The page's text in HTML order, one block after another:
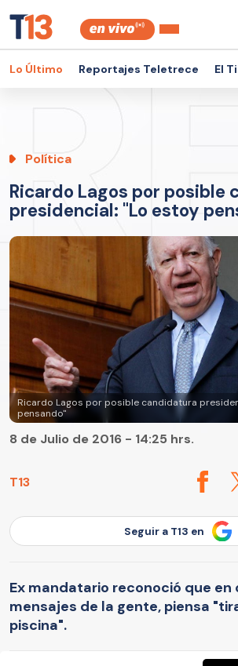
Lo Último Reportajes Teletrece El
Política
Ricardo Lagos por posible
presidencial: "Lo estoy
Ricardo Lagos por posible candidatura
pensando"
T13
8 de Julio de 2016 - 14:25 hrs.
Seguir a T13 en
Ex mandatario reconoció que en
mensajes de la gente, piensa
piscina".